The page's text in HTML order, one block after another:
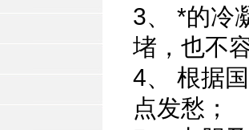
3、 *的冷
堵，也不
4、 根据
点发愁；